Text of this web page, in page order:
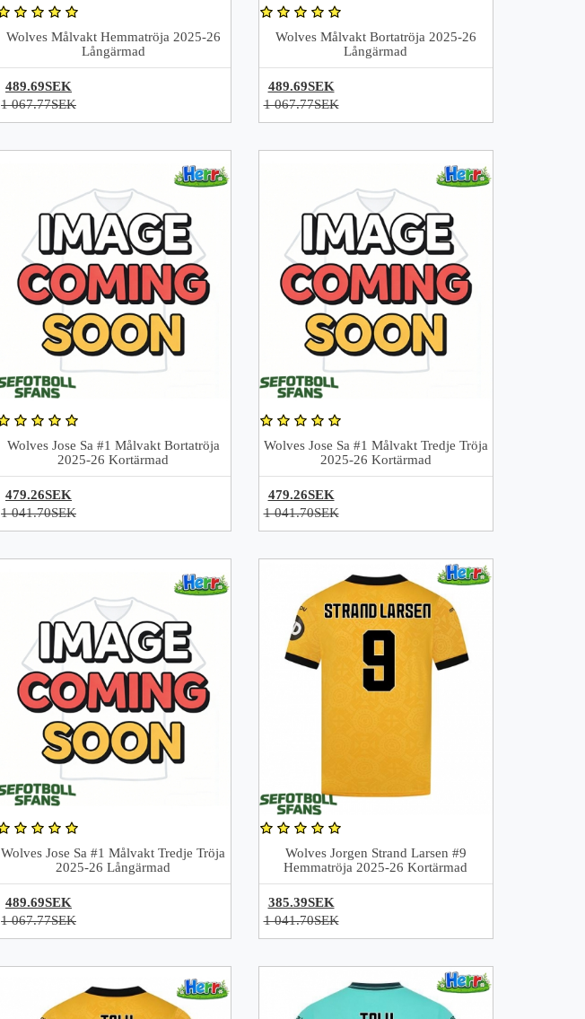
Wolves Målvakt Hemmatröja 2025-26
Långärmad
489.69SEK
1 067.77SEK
Wolves Målvakt Bortatröja 2025-26
Långärmad
489.69SEK
1 067.77SEK
Wolves Jose Sa #1 Målvakt Bortatröja
2025-26 Kortärmad
479.26SEK
1 041.70SEK
Wolves Jose Sa #1 Målvakt Tredje Tröja
2025-26 Kortärmad
479.26SEK
1 041.70SEK
Wolves Jose Sa #1 Målvakt Tredje Tröja
2025-26 Långärmad
489.69SEK
1 067.77SEK
Wolves Jorgen Strand Larsen #9
Hemmatröja 2025-26 Kortärmad
385.39SEK
1 041.70SEK